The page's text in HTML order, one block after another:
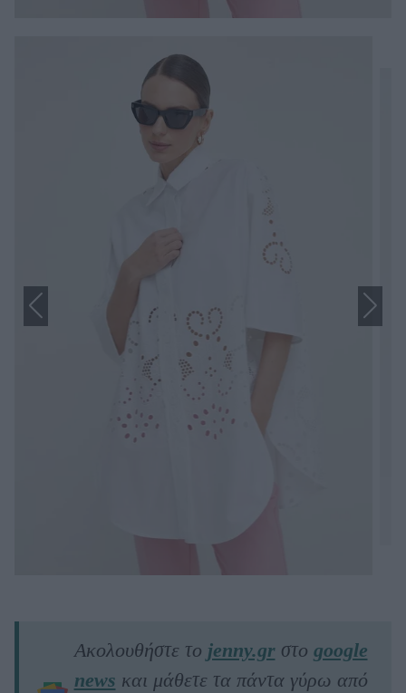
Ακολουθήστε το jenny.grστο google
news και μάθετε τα πάντα γύρω από